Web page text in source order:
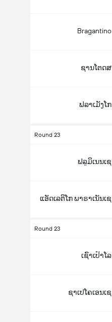
Bragantino
ຊານໂຕດສ
ຟລາເມັງໂກ
Round 23
ຟລູມິເນນເຊ
ແອັດເລຕິໂກ ພາຣາເນັນເຊ
Round 23
ເຊົາເປົາໂລ
ຊາເປໂຄເອນເຊ